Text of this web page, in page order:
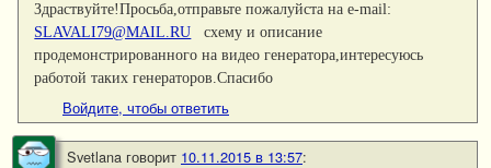
Здраствуйте!Просьба,отправьте пожалуйста на e-mail:
SLAVALI79@MAIL.RU схему и описание
продемонстрированного на видео генератора,интересуюсь
работой таких генераторов.Спасибо
Войдите, чтобы ответить
Svetlana говорит 10.11.2015 в 13:57: